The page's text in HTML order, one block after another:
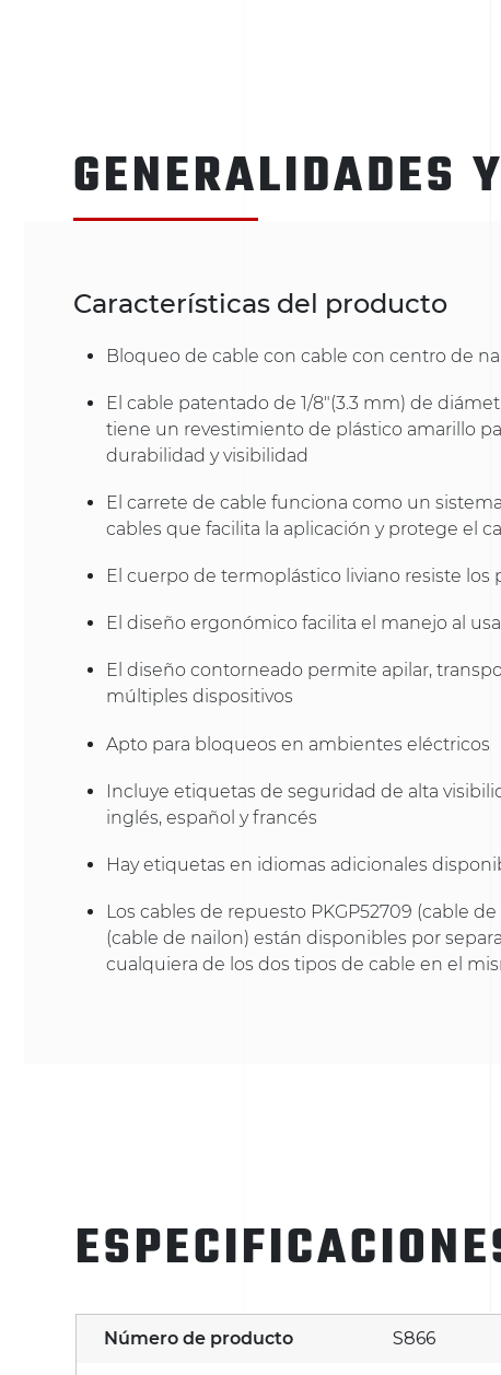
GENERALIDADES
Características del producto
Bloqueo de cable con cable con centro de
El cable patentado de 1/8"(3.3 mm) de
tiene un revestimiento de plástico amarillo
durabilidad y visibilidad
El carrete de cable funciona como un
cables que facilita la aplicación y protege el
El cuerpo de termoplástico liviano resiste
El diseño ergonómico facilita el manejo al
El diseño contorneado permite apilar,
múltiples dispositivos
Apto para bloqueos en ambientes eléctricos
Incluye etiquetas de seguridad de alta
inglés, español y francés
Hay etiquetas en idiomas adicionales
Los cables de repuesto PKGP52709 (cable de
(cable de nailon) están disponibles por
cualquiera de los dos tipos de cable en el
Número de producto S866